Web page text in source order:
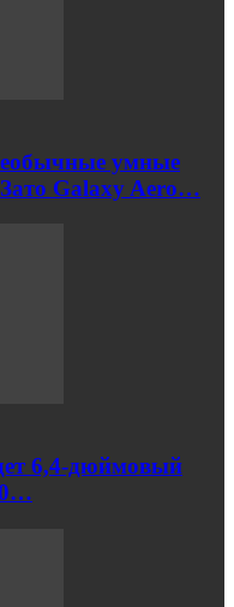
умные
Galaxy Aero…
6,4-дюймовый